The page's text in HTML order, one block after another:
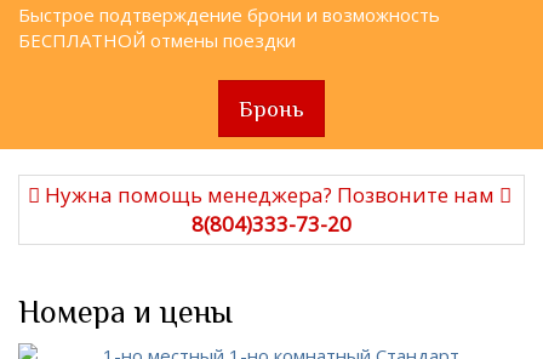
Быстрое подтверждение брони и возможность
БЕСПЛАТНОЙ отмены поездки
Бронь
Нужна помощь менеджера? Позвоните нам
8(804)333-73-20
Номера и цены